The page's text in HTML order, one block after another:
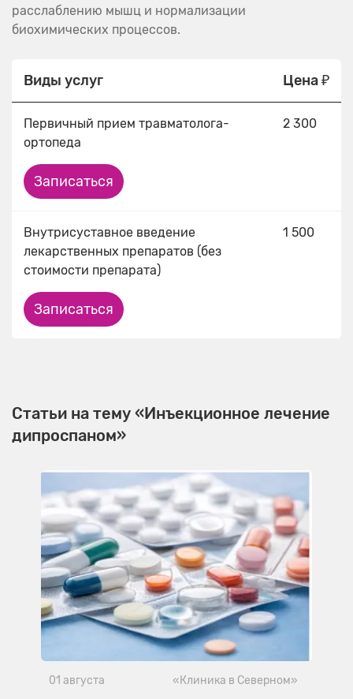
расслаблению мышц и нормализации
биохимических процессов.
Виды услуг Цена ₽
Первичный прием травматолога-
ортопеда
2 300
Записаться
Внутрисуставное введение
лекарственных препаратов (без
стоимости препарата)
1 500
Записаться
Статьи на тему «Инъекционное лечение
дипроспаном»
01 августа «Клиника в Северном»